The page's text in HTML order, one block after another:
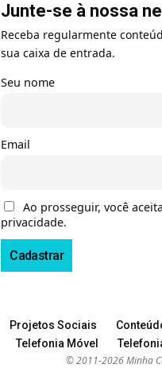
Junte-se à nossa
Receba regularmente
sua caixa de entrada.
Seu nome
Email
Ao prosseguir, você
privacidade.
Projetos Sociais
Telefonia Móvel
© 2011-2026 Minha